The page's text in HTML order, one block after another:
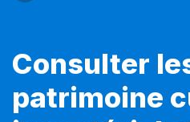
Consulter
patrimoine